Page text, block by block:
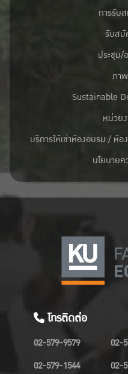
การรับ
รับสมั
ประชุม
ภา
Sustainable
หน่วย
บริการให้เช่าห้องอบรม / ห้
นโยบาย
โทรติดต่อ
02-579-9579
02-579-1544
02-
02-